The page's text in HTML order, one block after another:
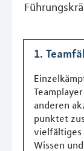
1.
anderen
punktet
vielfältiges
Wissen